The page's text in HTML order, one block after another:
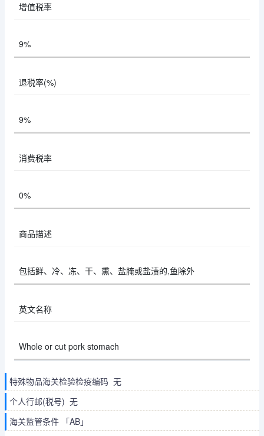
增值税率
9%
退税率(%)
9%
消费税率
0%
商品描述
包括鲜、冷、冻、干、熏、盐腌或盐渍的,鱼除外
英文名称
Whole or cut pork stomach
特殊物品海关检验检疫编码 无
个人行邮(税号) 无
海关监管条件 「AB」